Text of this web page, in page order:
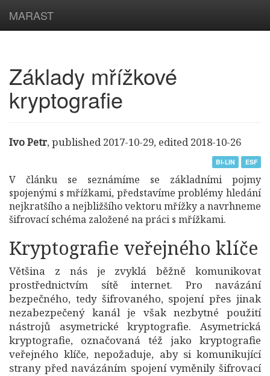
MARAST
Základy mřížkové
kryptografie
Ivo Petr,published 2017-10-29, edited 2018-10-26
BI-LIN ESF
V článku se seznámíme se základními pojmy
spojenými s mřížkami, představíme problémy hledání
nejkratšího a nejbližšího vektoru mřížky a navrhneme
šifrovací schéma založené na práci s mřížkami.
Kryptografie veřejného klíče
Většina z nás je zvyklá běžně komunikovat
prostřednictvím sítě internet. Pro navázání
bezpečného, tedy šifrovaného, spojení přes jinak
nezabezpečený kanál je však nezbytné použití
nástrojů asymetrické kryptografie. Asymetrická
kryptografie, označovaná též jako kryptografie
veřejného klíče, nepožaduje, aby si komunikující
strany před navázáním spojení vyměnily šifrovací